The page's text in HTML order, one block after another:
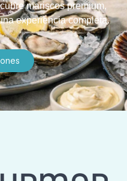
mariscos premium,
experiencia completa.